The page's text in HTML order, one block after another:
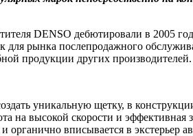
DENSO дебютировали в 2005
для рынка послепродажного
продукции других производителей.
уникальную щетку, в
на высокой скорости и
и органично вписывается в